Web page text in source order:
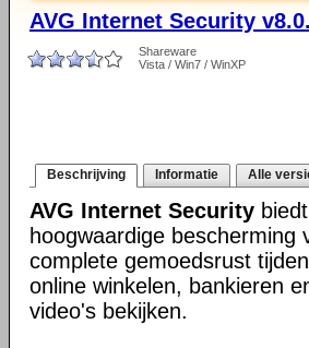
AVG Internet Security
Shareware
Vista / Win7 / WinXP
Beschrijving Informatie Alle
AVG Internet Security biedt
hoogwaardige bescherming
complete gemoedsrust
online winkelen, bankieren
video's bekijken.